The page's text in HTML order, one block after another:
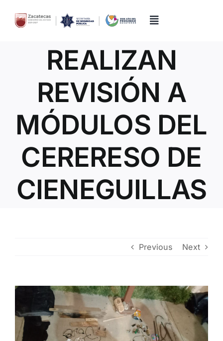
content
Toggle
Directorio
Quiénes Somos
Trámites y Servicios
Transparencia
REALIZAN
REVISIÓN A
MÓDULOS DEL
CERERESO DE
CIENEGUILLAS
Previous Next
View
Image